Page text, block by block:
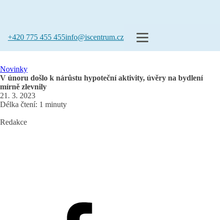
+420 775 455 455info@iscentrum.cz
Novinky
V únoru došlo k nárůstu hypoteční aktivity, úvěry na bydlení
mírně zlevnily
21. 3. 2023
Délka čtení: 1 minuty
Redakce